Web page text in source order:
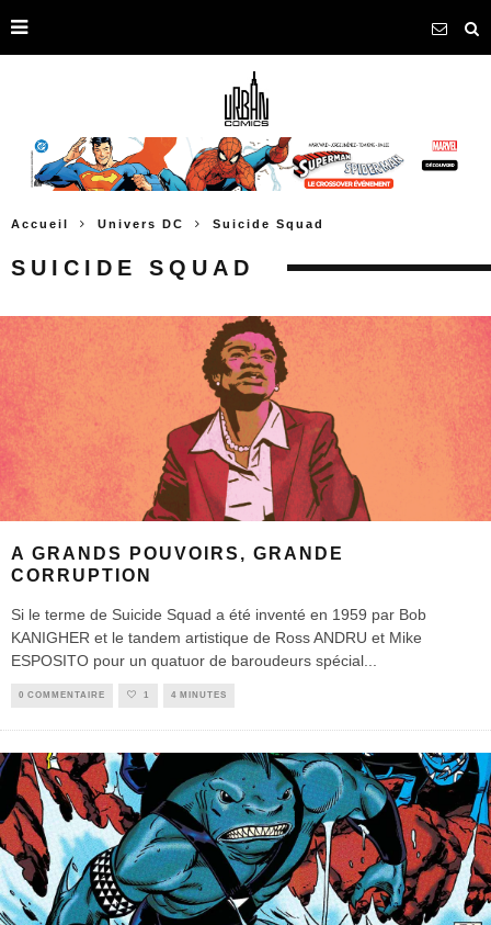
Accueil Univers DC Suicide Squad
SUICIDE SQUAD
A GRANDS POUVOIRS, GRANDE
CORRUPTION
Si le terme de Suicide Squad a été inventé en 1959 par Bob
KANIGHER et le tandem artistique de Ross ANDRU et Mike
ESPOSITO pour un quatuor de baroudeurs spécial
0 COMMENTAIRE 1 4 MINUTES